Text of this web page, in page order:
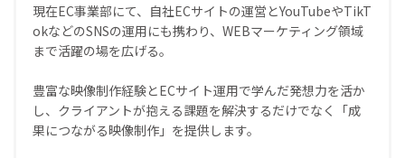
現在EC事業部にて、自社ECサイトの運営とYouTubeやTikT
okなどのSNSの運用にも携わり、WEBマーケティング領域
まで活躍の場を広げる。
豊富な映像制作経験とECサイト運用で学んだ発想力を活か
し、クライアントが抱える課題を解決するだけでなく「成
果につながる映像制作」を提供します。